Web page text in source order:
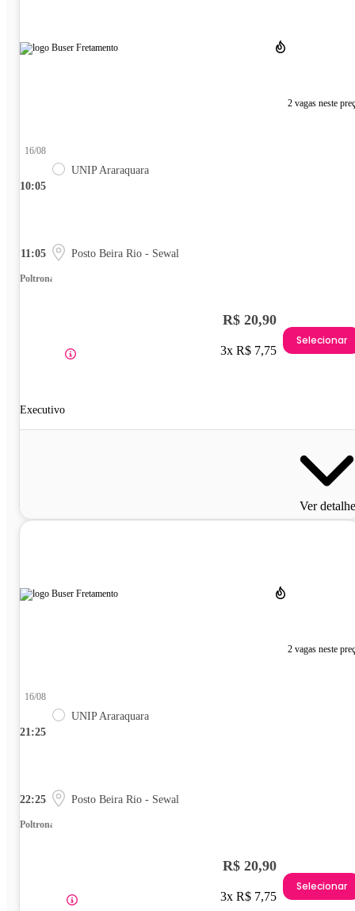
2 vagas neste
10:05
16/08
UNIP Araraquara
11:05 Posto Beira Rio - Sewal
Poltrona
Executivo
R$ 20,90
3x R$ 7,75
Selecionar
Ver
2 vagas neste
21:25
16/08
UNIP Araraquara
22:25 Posto Beira Rio - Sewal
Poltrona
R$ 20,90
3x R$ 7,75
Selecionar